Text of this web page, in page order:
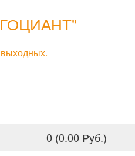
0 (0.00 Руб.)